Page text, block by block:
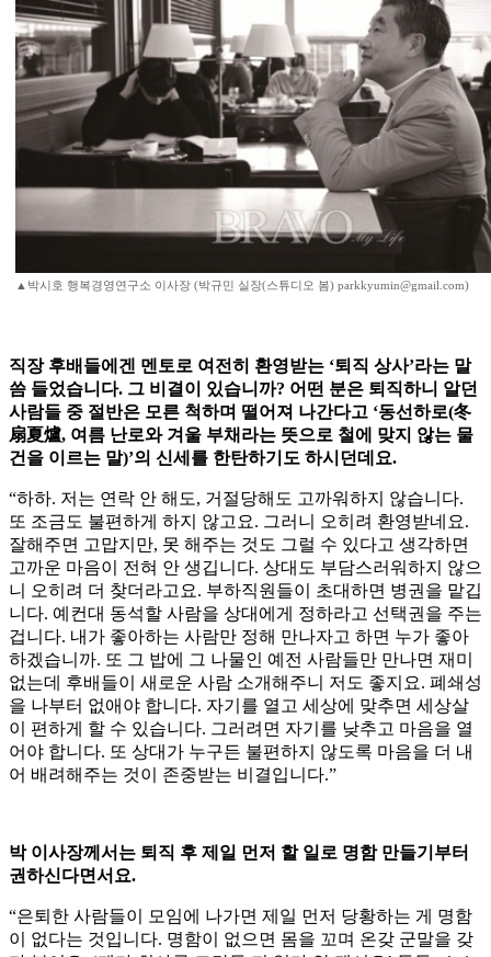
▲박시호 행복경영연구소 이사장 (박규민 실장(스튜디오 봄) parkkyumin@gmail.com)
직장 후배들에겐 멘토로 여전히 환영받는 ‘퇴직 상사’라는 말
씀 들었습니다. 그 비결이 있습니까? 어떤 분은 퇴직하니 알던
사람들 중 절반은 모른 척하며 떨어져 나간다고 ‘동선하로(冬
扇夏爐, 여름 난로와 겨울 부채라는 뜻으로 철에 맞지 않는 물
건을 이르는 말)’의 신세를 한탄하기도 하시던데요.
“하하. 저는 연락 안 해도, 거절당해도 고까워하지 않습니다.
또 조금도 불편하게 하지 않고요. 그러니 오히려 환영받네요.
잘해주면 고맙지만, 못 해주는 것도 그럴 수 있다고 생각하면
고까운 마음이 전혀 안 생깁니다. 상대도 부담스러워하지 않으
니 오히려 더 찾더라고요. 부하직원들이 초대하면 병권을 맡깁
니다. 예컨대 동석할 사람을 상대에게 정하라고 선택권을 주는
겁니다. 내가 좋아하는 사람만 정해 만나자고 하면 누가 좋아
하겠습니까. 또 그 밥에 그 나물인 예전 사람들만 만나면 재미
없는데 후배들이 새로운 사람 소개해주니 저도 좋지요. 폐쇄성
을 나부터 없애야 합니다. 자기를 열고 세상에 맞추면 세상살
이 편하게 할 수 있습니다. 그러려면 자기를 낮추고 마음을 열
어야 합니다. 또 상대가 누구든 불편하지 않도록 마음을 더 내
어 배려해주는 것이 존중받는 비결입니다.”
박 이사장께서는 퇴직 후 제일 먼저 할 일로 명함 만들기부터
권하신다면서요.
“은퇴한 사람들이 모임에 나가면 제일 먼저 당황하는 게 명함
이 없다는 것입니다. 명함이 없으면 몸을 꼬며 온갖 군말을 갖